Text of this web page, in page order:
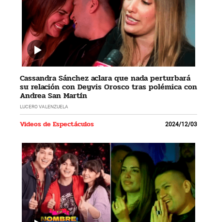
Cassandra Sánchez aclara que nada perturbará
su relación con Deyvis Orosco tras polémica con
Andrea San Martín
LUCERO VALENZUELA
Videos de Espectáculos 2024/12/03